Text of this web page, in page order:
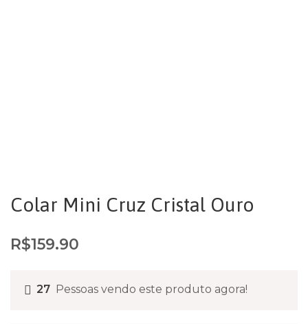
Colar Mini Cruz Cristal Ouro
R$159.90
27 Pessoas vendo este produto agora!